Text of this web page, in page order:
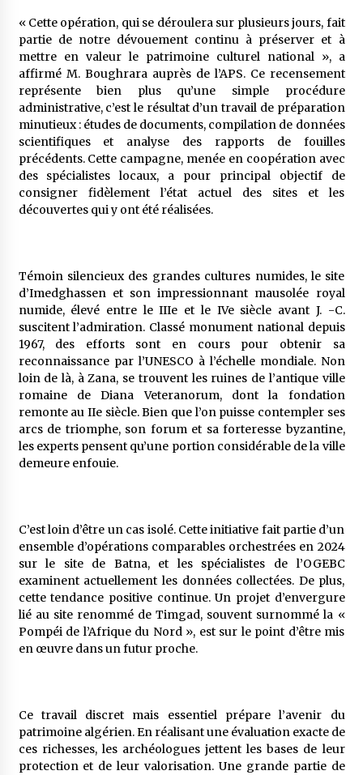
« Cette opération, qui se déroulera sur plusieurs jours, fait
partie de notre dévouement continu à préserver et à
mettre en valeur le patrimoine culturel national », a
affirmé M. Boughrara auprès de l’APS. Ce recensement
représente bien plus qu’une simple procédure
administrative, c’est le résultat d’un travail de préparation
minutieux : études de documents, compilation de données
scientifiques et analyse des rapports de fouilles
précédents. Cette campagne, menée en coopération avec
des spécialistes locaux, a pour principal objectif de
consigner fidèlement l’état actuel des sites et les
découvertes qui y ont été réalisées.
Témoin silencieux des grandes cultures numides, le site
d’Imedghassen et son impressionnant mausolée royal
numide, élevé entre le IIIe et le IVe siècle avant J. -C.
suscitent l’admiration. Classé monument national depuis
1967, des efforts sont en cours pour obtenir sa
reconnaissance par l’UNESCO à l’échelle mondiale. Non
loin de là, à Zana, se trouvent les ruines de l’antique ville
romaine de Diana Veteranorum, dont la fondation
remonte au IIe siècle. Bien que l’on puisse contempler ses
arcs de triomphe, son forum et sa forteresse byzantine,
les experts pensent qu’une portion considérable de la ville
demeure enfouie.
C’est loin d’être un cas isolé. Cette initiative fait partie d’un
ensemble d’opérations comparables orchestrées en 2024
sur le site de Batna, et les spécialistes de l’OGEBC
examinent actuellement les données collectées. De plus,
cette tendance positive continue. Un projet d’envergure
lié au site renommé de Timgad, souvent surnommé la «
Pompéi de l’Afrique du Nord », est sur le point d’être mis
en œuvre dans un futur proche.
Ce travail discret mais essentiel prépare l’avenir du
patrimoine algérien. En réalisant une évaluation exacte de
ces richesses, les archéologues jettent les bases de leur
protection et de leur valorisation. Une grande partie de